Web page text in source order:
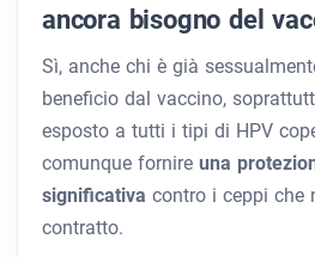
ancora bisogno del
Sì, anche chi è già
beneficio dal vaccino,
esposto a tutti i tipi di HPV
comunque fornire una
significativa contro i ceppi che
contratto.